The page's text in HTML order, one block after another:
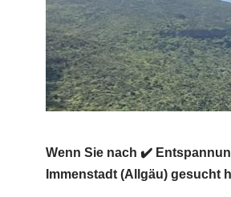
Wenn Sie nach ✔️
Immenstadt (Allgäu)